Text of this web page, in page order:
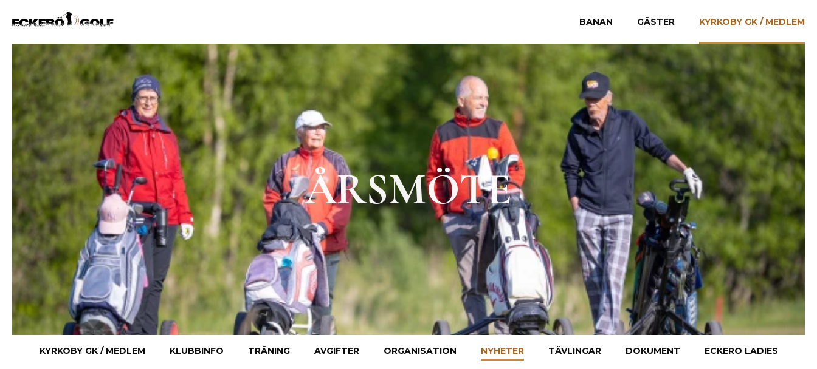
BANAN GÄSTER KYRKOBY GK / MEDLEM
ÅRSMÖTE
KYRKOBY GK / MEDLEM KLUBBINFO TRÄNING AVGIFTER ORGANISATION NYHETER TÄVLINGAR DOKUMENT ECKERO LADIES